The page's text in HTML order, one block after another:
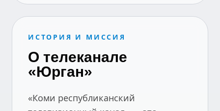
ИСТОРИЯ И МИССИЯ
О телеканале
«Юрган»
«Коми республиканский